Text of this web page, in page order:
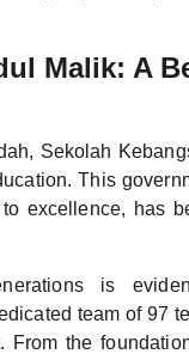
Malik: A
Sekolah
This
excellence, has
is
team of 97
From the